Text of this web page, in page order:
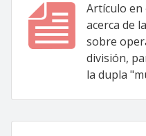
Artículo en
acerca de
sobre
división,
la dupla